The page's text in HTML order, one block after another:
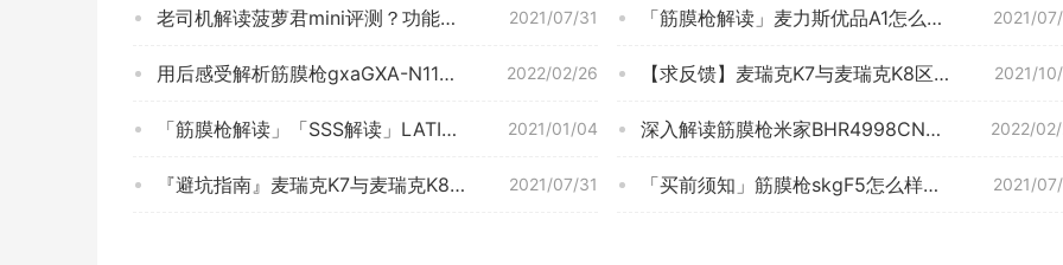
2021/07/31
老司机解读菠萝君mini评测？功能真的不好吗 2021/
「筋膜枪解读」麦力斯优品A1怎么样评测质量值得买吗？
2022/02/26
用后感受解析筋膜枪gxaGXA-N11质量评测怎么样好不好用？ 2021/
【求反馈】麦瑞克K7与麦瑞克K8区别怎么选？哪个性价比高、质量更好
2021/01/04
「筋膜枪解读」「SSS解读」LATIT评测结果怎么样？不值得买吗？ 2022/
深入解读筋膜枪米家BHR4998CN评测结果怎么样？不值得买吗？
2021/07/31
『避坑指南』麦瑞克K7与麦瑞克K8区别 哪个更好用？谁是性价比之王 2021/
「买前须知」筋膜枪skgF5怎么样的质量，评测为什么这样？